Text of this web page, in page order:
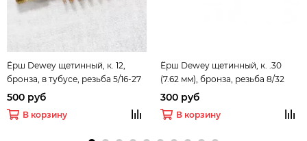
Ёрш Dewey щетинный, к. 12,
бронза, в тубусе, резьба 5/16-27
(Папа)
500 руб
В корзину
Ёрш Dewey щетинный, к. .30
(7.62 мм), бронза, резьба 8/32
(Папа)
300 руб
В корзину